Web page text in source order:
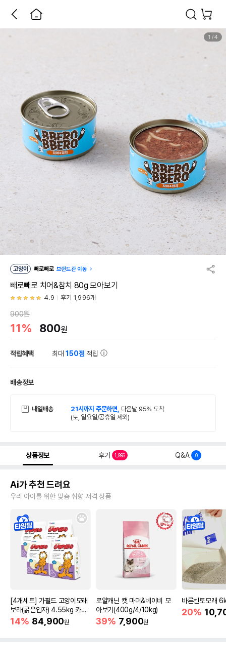
1 /4
고양이 빼로빼로 브랜드관 이동
빼로빼로 치어&참치 80g 모아보기
4.9 후기 1,996개
900원
11% 800원
적립혜택 최대150점 적립
배송정보
내일배송 21시까지 주문하면, 다음날 95% 도착
(토, 일요일/공휴일 제외)
상품정보 후기 1,996 Q&A 0
Ai가 추천 드려요
우리 아이를 위한 맞춤 취향 저격 상품
[4개세트] 가필드 고양이모래
보라(굵은입자) 4.55kg 카사
바모래
14% 84,900원
로얄캐닌 캣 마더&베이비 모
아보기(400g/4/10kg)
39% 7,900원
바른벤토모래
20%